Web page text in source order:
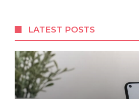
LATEST POSTS